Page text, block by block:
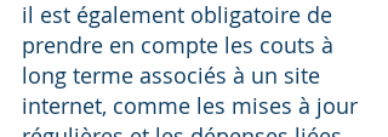
il est également obligatoire de
prendre en compte les couts à
long terme associés à un site
internet, comme les mises à jour